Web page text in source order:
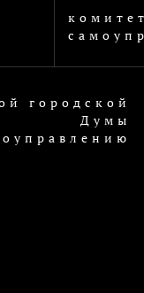
городской
Думы